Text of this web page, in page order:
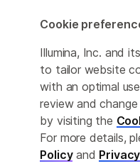
このページは機械翻訳を利
提供するために合理的な努
Cookie Management Center
プライバシーポリシ
© 2026 Illumina, Inc. All
Cookie
Illumina, Inc. and
to tailor website
with an optimal
review and
by visiting the
For more details,
Policyand